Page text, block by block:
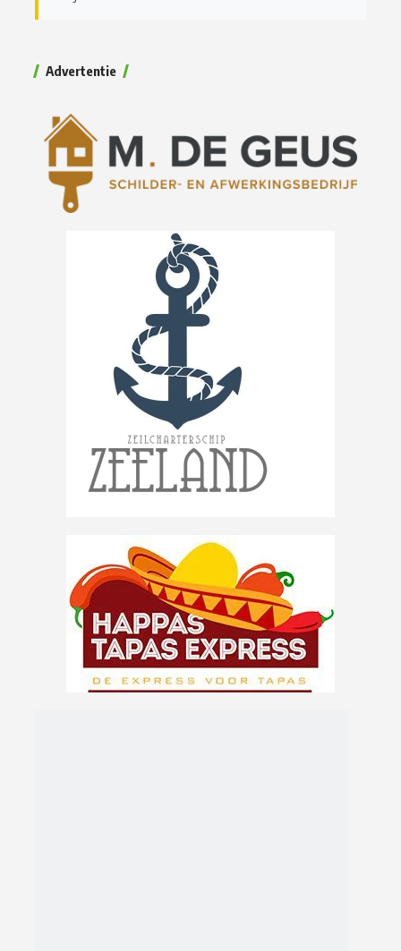
Advertentie